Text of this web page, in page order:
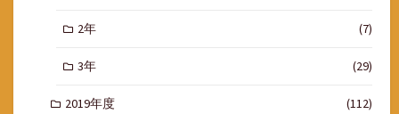
2年 (7)
3年 (29)
2019年度 (112)